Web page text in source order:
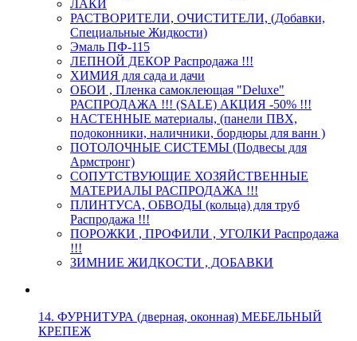
ЛАКИ
РАСТВОРИТЕЛИ, ОЧИСТИТЕЛИ, (Добавки,
Специальные Жидкости)
Эмаль ПФ-115
ЛЕПНОЙ ДЕКОР Распродажа !!!
ХИМИЯ для сада и дачи
ОБОИ , Пленка самоклеющая "Deluxe"
РАСПРОДАЖА !!! (SALE) АКЦИЯ -50% !!!
НАСТЕННЫЕ материалы, (панели ПВХ,
подоконники, наличники, бордюры для ванн )
ПОТОЛОЧНЫЕ СИСТЕМЫ (Подвесы для
Армстронг)
СОПУТСТВУЮЩИЕ ХОЗЯЙСТВЕННЫЕ
МАТЕРИАЛЫ РАСПРОДАЖА !!!
ПЛИНТУСА, ОБВОДЫ (кольца) для труб
Распродажа !!!
ПОРОЖКИ , ПРОФИЛИ , УГОЛКИ Распродажа
!!!
ЗИМНИЕ ЖИДКОСТИ , ДОБАВКИ
14. ФУРНИТУРА (дверная, оконная) МЕБЕЛЬНЫЙ
КРЕПЕЖ